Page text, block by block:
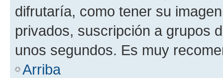
difrutaría, como tener su
privados, suscripción a grupos
unos segundos. Es muy
Arriba